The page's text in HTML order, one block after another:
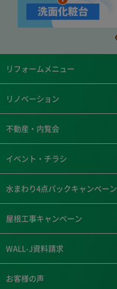
リフォームメニュー
リノベーション
不動産・内覧会
イベント・チラシ
水まわり4点パックキャンペーン
屋根工事キャンペーン
WALL-J資料請求
お客様の声